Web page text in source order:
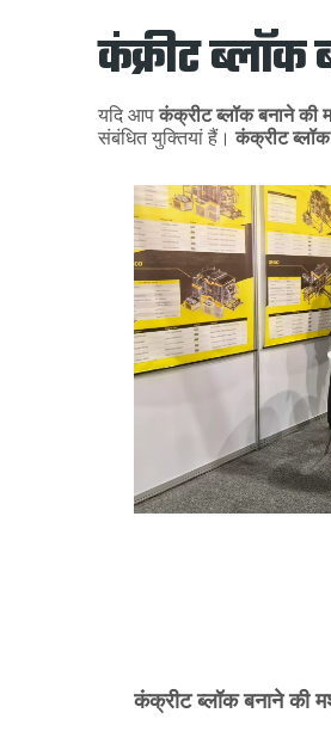
कंक्रीट
यदि आपकंक्रीट ब्लॉक बनाने की
संबंधित युक्तियां हैं।कंक्रीट